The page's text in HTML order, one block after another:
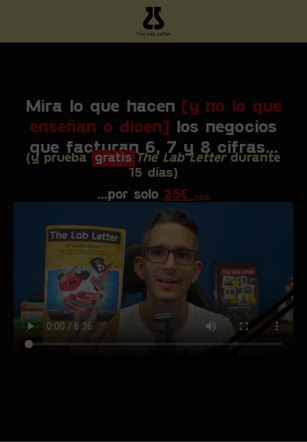
Mira lo que hacen
[y no lo que
enseñan o dicen]
los negocios
que facturan 6, 7 y 8 cifras...
(y prueba gratis The Lab Letter durante
15 días)
...por solo 25€ +IVA